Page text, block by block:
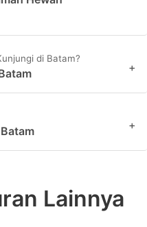
di Batam?
+
+
Lainnya